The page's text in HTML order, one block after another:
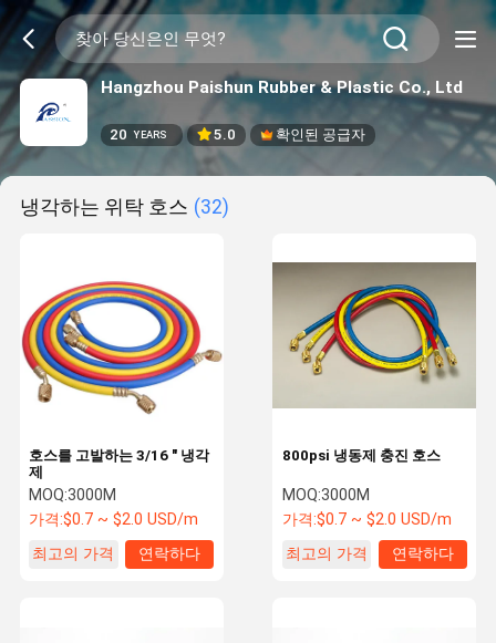
Hangzhou Paishun Rubber & Plastic Co., Ltd
20 YEARS 5.0 확인된 공급자
냉각하는 위탁 호스 (32)
호스를 고발하는 3/16 " 냉각
제
MOQ:3000M
가격:$0.7 ~ $2.0 USD/m
최고의 가격
연락하다
800psi 냉동제 충진 호스
MOQ:3000M
가격:$0.7 ~ $2.0 USD/m
최고의 가격
연락하다